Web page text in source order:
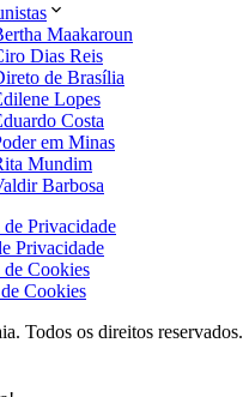
Maakaroun
Dias Reis
de Brasília
Lopes
Costa
em Minas
Mundim
Barbosa
Privacidade
Privacidade
Cookies
Cookies
Todos os direitos reservados.